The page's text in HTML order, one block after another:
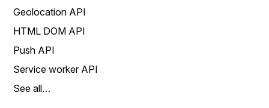
Geolocation API
HTML DOM API
Push API
Service worker API
See all…